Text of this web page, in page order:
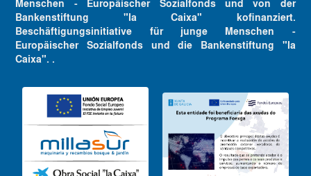
Menschen - Europäischer Sozialfonds und von der
Bankenstiftung "la Caixa" kofinanziert.
Beschäftigungsinitiative für junge Menschen -
Europäischer Sozialfonds und die Bankenstiftung "la
Caixa". .